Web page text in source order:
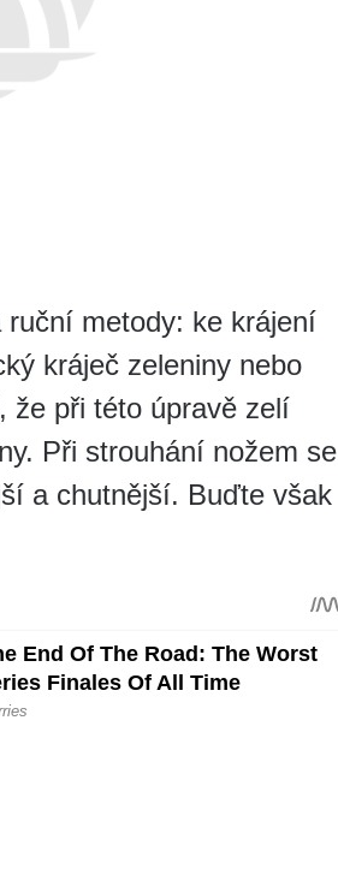
metody: ke krájení
kráječ zeleniny nebo
že při této úpravě zelí
Při strouhání nožem se
a chutnější. Buďte však